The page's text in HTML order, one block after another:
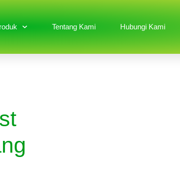
Tentang Kami Hubungi Kami